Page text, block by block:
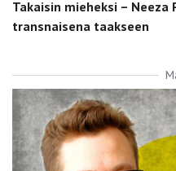
Takaisin mieheksi –
transnaisena taakseen